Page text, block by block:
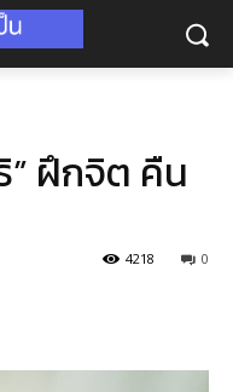
” ฝึกจิต คืน
0
4218